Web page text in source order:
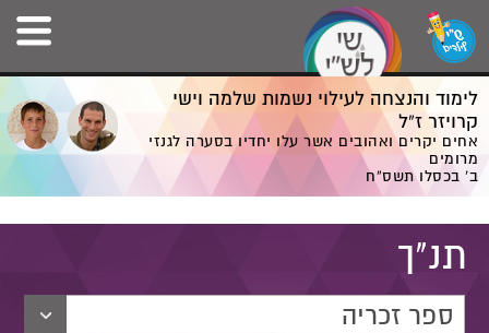
לימוד והנצחה לעילוי נשמות שלמה וישי
קרויזר ז”ל
אחים יקרים ואהובים אשר עלו יחדיו בסערה לגנזי
מרומים
ב' בכסלו תשס”ח
תנ"ך
ספר זכריה